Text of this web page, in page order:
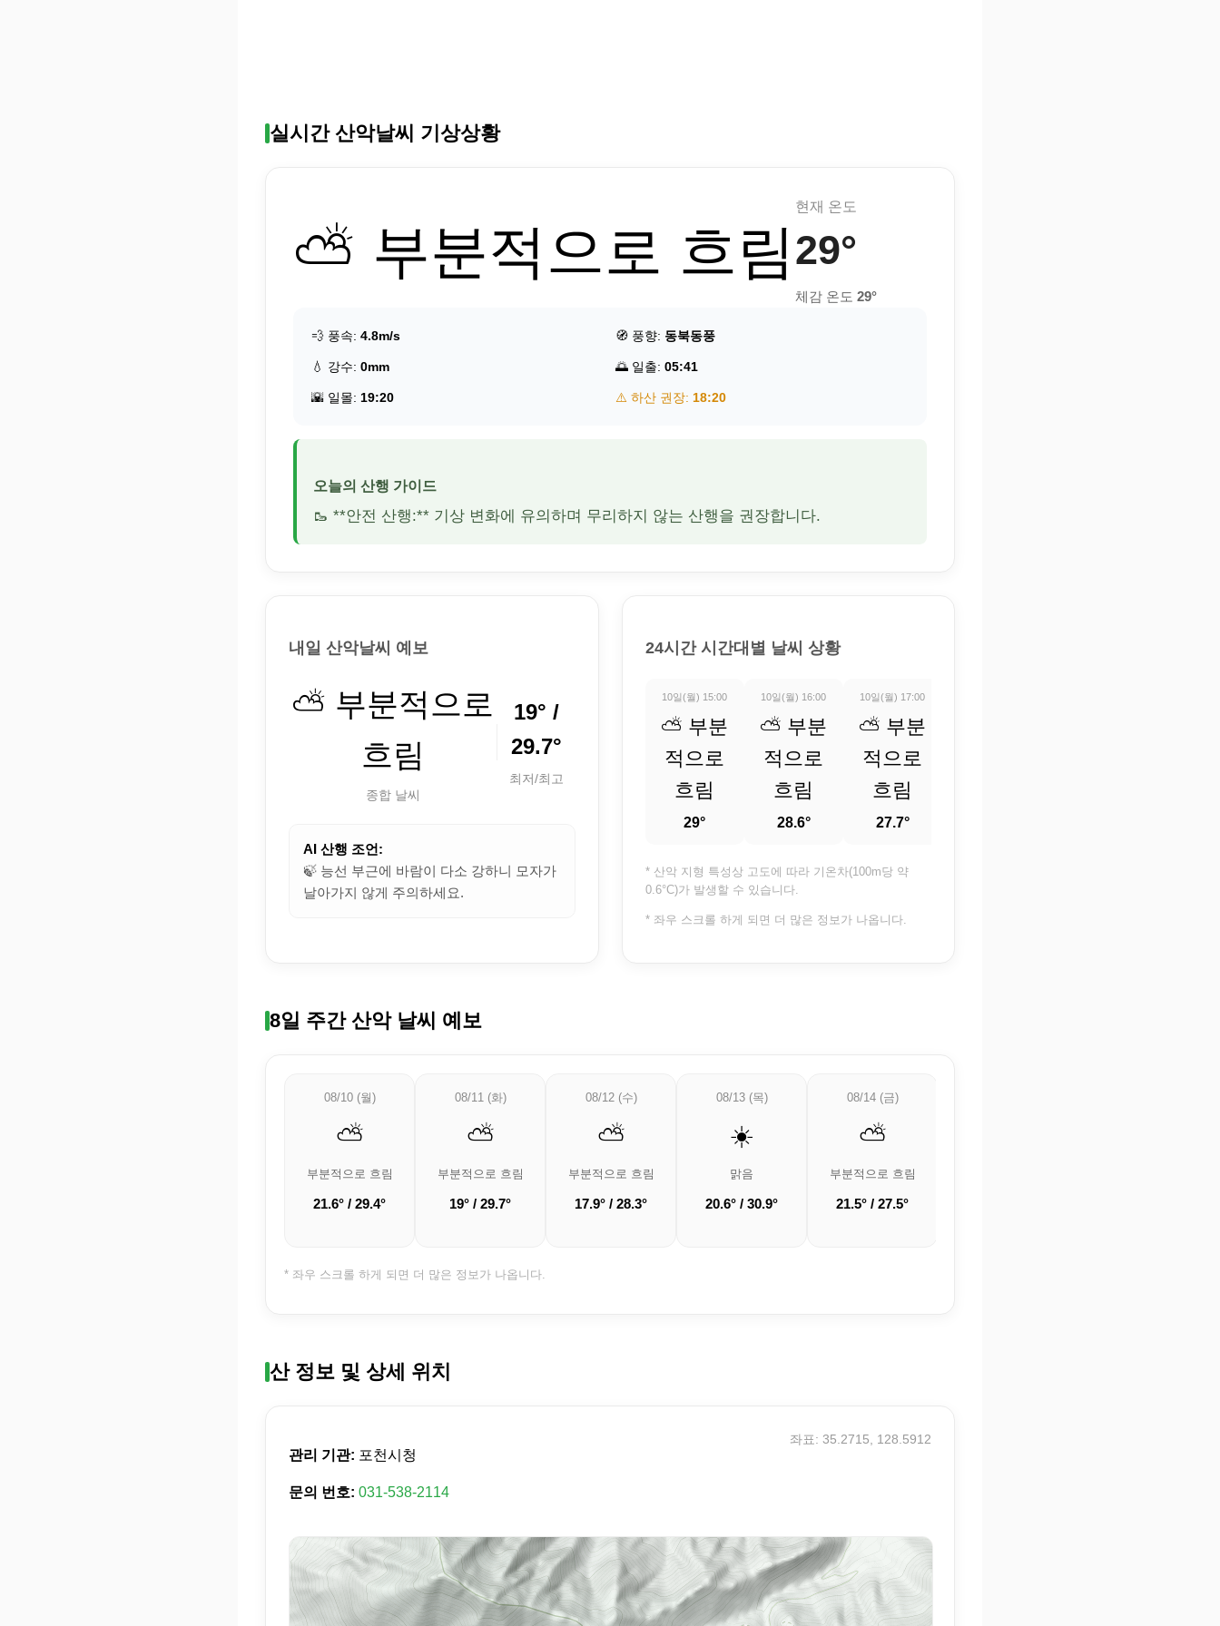
실시간 산악날씨 기상상황
⛅ 부분적으로 흐림
현재 온도
29°
체감 온도 29°
💨 풍속: 4.8m/s 🧭 풍향: 동북동풍
💧 강수: 0mm 🌅 일출: 05:41
🌇 일몰: 19:20 ⚠️ 하산 권장: 18:20
오늘의 산행 가이드
🥾 **안전 산행:** 기상 변화에 유의하며 무리하지 않는 산행을 권장합니다.
내일 산악날씨 예보
⛅ 부분적으로
흐림
종합 날씨
19° /
29.7°
최저/최고
AI 산행 조언:
🍃 능선 부근에 바람이 다소 강하니 모자가
날아가지 않게 주의하세요.
24시간 시간대별 날씨 상황
10일(월) 15:00
⛅ 부분
적으로
흐림
29°
10일(월) 16:00
⛅ 부분
적으로
흐림
28.6°
10일(월) 17:00
⛅ 부분
적으로
흐림
27.7°
* 산악 지형 특성상 고도에 따라 기온차(100m당 약
0.6°C)가 발생할 수 있습니다.
* 좌우 스크롤 하게 되면 더 많은 정보가 나옵니다.
8일 주간 산악 날씨 예보
08/10 (월)
⛅
부분적으로 흐림
21.6° / 29.4°
08/11 (화)
⛅
부분적으로 흐림
19° / 29.7°
08/12 (수)
⛅
부분적으로 흐림
17.9° / 28.3°
08/13 (목)
☀️
맑음
20.6° / 30.9°
08/14 (금)
⛅
부분적으로 흐림
21.5° / 27.5°
* 좌우 스크롤 하게 되면 더 많은 정보가 나옵니다.
산 정보 및 상세 위치
관리 기관: 포천시청
문의 번호: 031-538-2114
좌표: 35.2715, 128.5912